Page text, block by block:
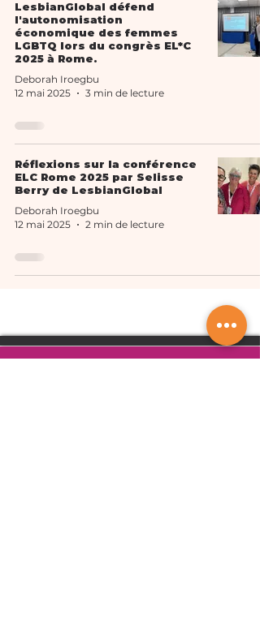
LesbianGlobal défend
l'autonomisation
économique des femmes
LGBTQ lors du congrès EL*C
2025 à Rome.
Deborah Iroegbu
12 mai 2025
3 min de lecture
Réflexions sur la conférence
ELC Rome 2025 par Selisse
Berry de LesbianGlobal
Deborah Iroegbu
12 mai 2025
2 min de lecture